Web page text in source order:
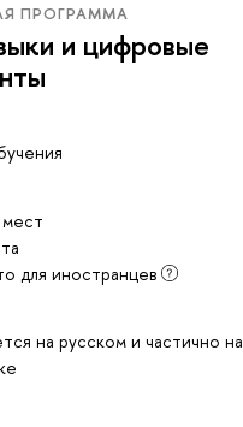
ПРОГРАММА
и цифровые
для иностранцев
на русском и частично на